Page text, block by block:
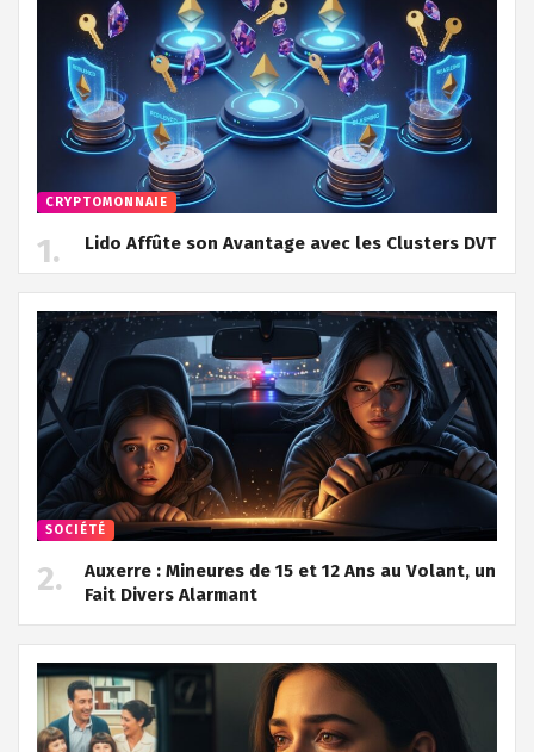
CRYPTOMONNAIE
Lido Affûte son Avantage avec les Clusters DVT
SOCIÉTÉ
Auxerre : Mineures de 15 et 12 Ans au Volant, un
Fait Divers Alarmant